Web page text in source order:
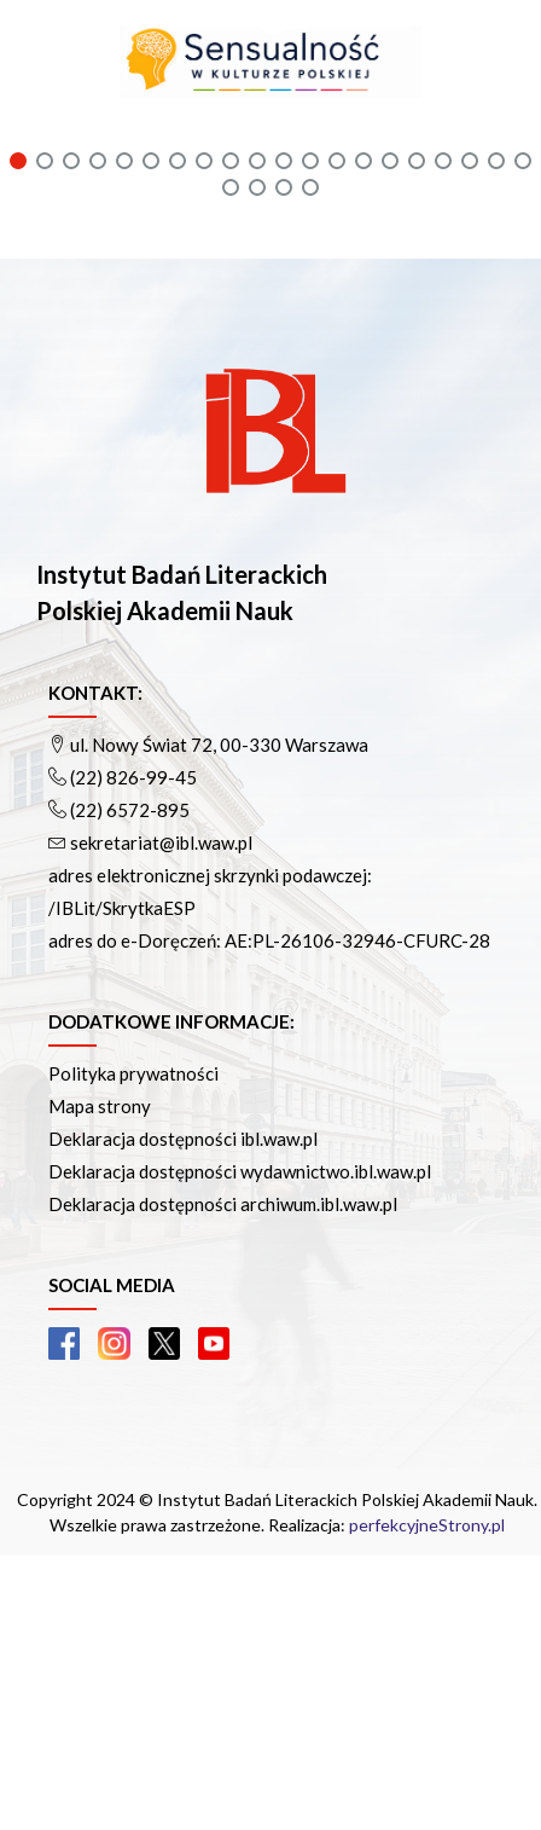
Instytut Badań Literackich
Polskiej Akademii Nauk
KONTAKT:
ul. Nowy Świat 72, 00-330 Warszawa
(22) 826-99-45
(22) 6572-895
sekretariat@ibl.waw.pl
adres elektronicznej skrzynki podawczej:
/IBLit/SkrytkaESP
adres do e-Doręczeń: AE:PL-26106-32946-CFURC-28
DODATKOWE INFORMACJE:
Polityka prywatności
Mapa strony
Deklaracja dostępności ibl.waw.pl
Deklaracja dostępności wydawnictwo.ibl.waw.pl
Deklaracja dostępności archiwum.ibl.waw.pl
SOCIAL MEDIA
Copyright 2024 © Instytut Badań Literackich Polskiej Akademii Nauk.
Wszelkie prawa zastrzeżone. Realizacja: perfekcyjneStrony.pl